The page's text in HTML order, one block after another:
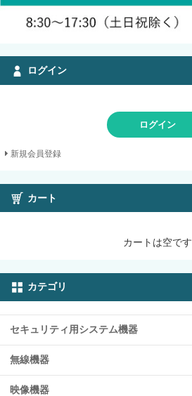
ログイン
ログイン
新規会員登録
カート
カートは空です
カテゴリ
セキュリティ用システム機器
無線機器
映像機器